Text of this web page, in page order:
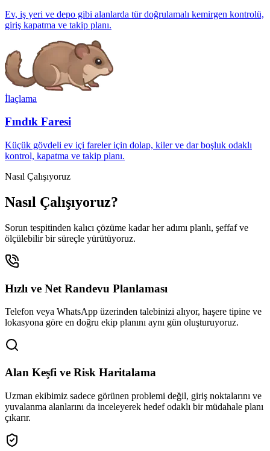
Ev, iş yeri ve depo gibi alanlarda tür doğrulamalı kemirgen kontrolü,
giriş kapatma ve takip planı.
İlaçlama
Fındık Faresi
Küçük gövdeli ev içi fareler için dolap, kiler ve dar boşluk odaklı
kontrol, kapatma ve takip planı.
Nasıl Çalışıyoruz
Nasıl Çalışıyoruz?
Sorun tespitinden kalıcı çözüme kadar her adımı planlı, şeffaf ve
ölçülebilir bir süreçle yürütüyoruz.
Hızlı ve Net Randevu Planlaması
Telefon veya WhatsApp üzerinden talebinizi alıyor, haşere tipine ve
lokasyona göre en doğru ekip planını aynı gün oluşturuyoruz.
Alan Keşfi ve Risk Haritalama
Uzman ekibimiz sadece görünen problemi değil, giriş noktalarını ve
yuvalanma alanlarını da inceleyerek hedef odaklı bir müdahale planı
çıkarır.